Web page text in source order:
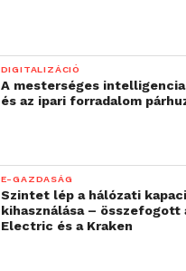
DIGITALIZÁCIÓ
A mesterséges
és az ipari forradalom
E-GAZDASÁG
Szintet lép a hálózati
kihasználása – összefogott
Electric és a Kraken